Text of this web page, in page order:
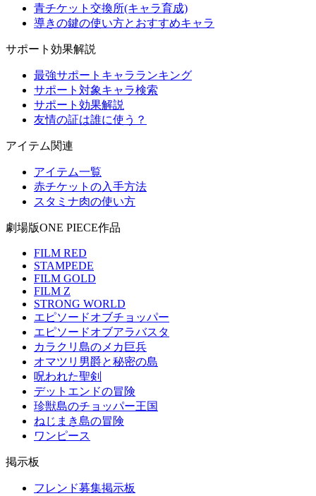
青チケット交換所(キャラ育成)
導きの鍵の使い方とおすすめキャラ
サポート効果解説
最強サポートキャラランキング
サポート対象キャラ検索
サポート効果解説
友情の証は誰に使う？
アイテム関連
アイテム一覧
赤チケットの入手方法
スタミナ肉の使い方
劇場版ONE PIECE作品
FILM RED
STAMPEDE
FILM GOLD
FILM Z
STRONG WORLD
エピソードオブチョッパー
エピソードオブアラバスタ
カラクリ島のメカ巨兵
オマツリ男爵と秘密の島
呪われた聖剣
デットエンドの冒険
珍獣島のチョッパー王国
ねじまき島の冒険
ワンピース
掲示板
フレンド募集掲示板